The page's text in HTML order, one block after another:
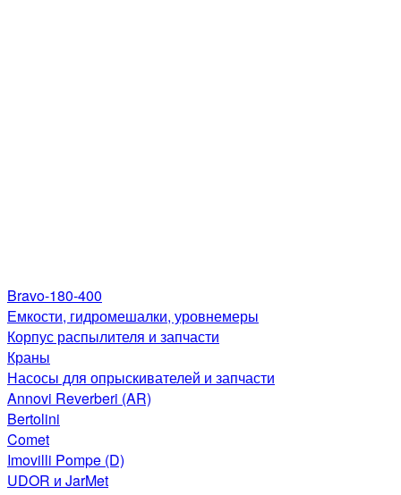
Bravo-180-400
Емкости, гидромешалки, уровнемеры
Корпус распылителя и запчасти
Краны
Насосы для опрыскивателей и запчасти
Annovi Reverberi (AR)
Bertolini
Comet
Imovilli Pompe (D)
UDOR и JarMet